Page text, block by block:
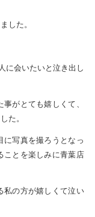
した。
に会いたいと泣き出し
がとても嬉しくて、
た。
に写真を撮ろうとなっ
ことを楽しみに青葉店
私の方が嬉しくて泣い